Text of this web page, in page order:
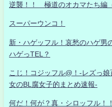
逆襲！！ 極道のオカマたち編
スーパーウンコ！
新・ハゲッフル！哀愁のハゲ男
ハゲっTEL？
こじ！コジッフル@！-レズっ
女のBL腐女子的まとめ速報-
何だ！何が？真・シロッフル